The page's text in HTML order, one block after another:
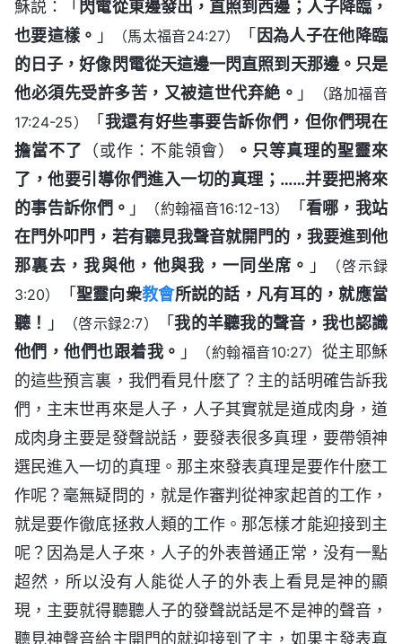
穌説：「閃電從東邊發出，直照到西邊；人子降臨，
也要這樣。 」 （馬太福音24:27） 「 因為人子在他降臨
的日子，好像閃電從天這邊一閃直照到天那邊。只是
他必須先受許多苦，又被這世代弃絶。 」
（路加福音
17:24-25）
「我還有好些事要告訴你們，但你們現在
擔當不了 （或作：不能領會）
。只等真理的聖靈來
了，他要引導你們進入一切的真理；……并要把將來
的事告訴你們。 」 （約翰福音16:12-13） 「看哪，我站
在門外叩門，若有聽見我聲音就開門的，我要進到他
那裏去，我與他，他與我，一同坐席。 」
（啓示録
3:20）
「聖靈向衆教會所説的話，凡有耳的，就應當
聽！
」 （啓示録2:7） 「我的羊聽我的聲音，我也認識
他們，他們也跟着我。 」 （約翰福音10:27） 從主耶穌
的這些預言裏，我們看見什麽了？主的話明確告訴我
們，主末世再來是人子，人子其實就是道成肉身，道
成肉身主要是發聲説話，要發表很多真理，要帶領神
選民進入一切的真理。那主來發表真理是要作什麽工
作呢？毫無疑問的，就是作審判從神家起首的工作，
就是要作徹底拯救人類的工作。那怎樣才能迎接到主
呢？因為是人子來，人子的外表普通正常，没有一點
超然，所以没有人能從人子的外表上看見是神的顯
現，主要就得聽聽人子的發聲説話是不是神的聲音，
聽見神聲音給主開門的就迎接到了主，如果主發表真